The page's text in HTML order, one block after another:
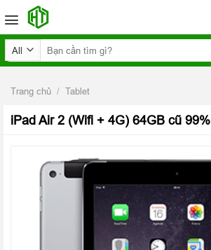
to
content
Tìm
kiếm:
Trang chủ / Tablet
iPad Air 2 (Wifi + 4G) 64GB cũ 99%